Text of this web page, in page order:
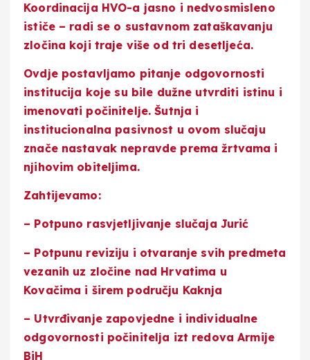
Koordinacija HVO-a jasno i nedvosmisleno
ističe – radi se o sustavnom zataškavanju
zločina koji traje više od tri desetljeća.
Ovdje postavljamo pitanje odgovornosti
institucija koje su bile dužne utvrditi istinu i
imenovati počinitelje. Šutnja i
institucionalna pasivnost u ovom slučaju
znače nastavak nepravde prema žrtvama i
njihovim obiteljima.
Zahtijevamo:
– Potpuno rasvjetljivanje slučaja Jurić
– Potpunu reviziju i otvaranje svih predmeta
vezanih uz zločine nad Hrvatima u
Kovačima i širem području Kaknja
– Utvrđivanje zapovjedne i individualne
odgovornosti počinitelja izt redova Armije
BiH